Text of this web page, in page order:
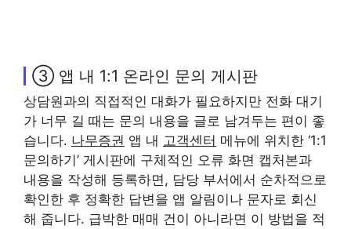
③ 앱 내 1:1 온라인 문의 게시판
상담원과의 직접적인 대화가 필요하지만 전화 대기
가 너무 길 때는 문의 내용을 글로 남겨두는 편이 좋
습니다. 나무증권 앱 내 고객센터 메뉴에 위치한 ‘1:1
문의하기’ 게시판에 구체적인 오류 화면 캡처본과
내용을 작성해 등록하면, 담당 부서에서 순차적으로
확인한 후 정확한 답변을 앱 알림이나 문자로 회신
해 줍니다. 급박한 매매 건이 아니라면 이 방법을 적